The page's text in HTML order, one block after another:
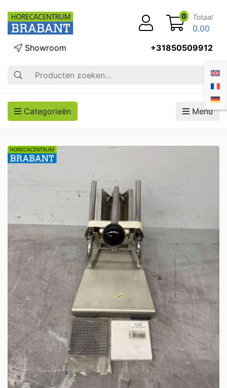
Zoek op
Showroom +31850509912
0 Totaal
0.00
Categorieën Menu